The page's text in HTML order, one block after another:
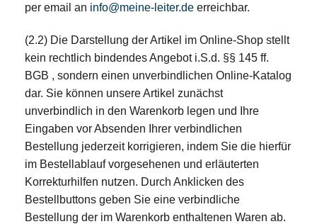
per email an info@meine-leiter.de erreichbar.
(2.2) Die Darstellung der Artikel im Online-Shop stellt
kein rechtlich bindendes Angebot i.S.d. §§ 145 ff.
BGB , sondern einen unverbindlichen Online-Katalog
dar. Sie können unsere Artikel zunächst
unverbindlich in den Warenkorb legen und Ihre
Eingaben vor Absenden Ihrer verbindlichen
Bestellung jederzeit korrigieren, indem Sie die hierfür
im Bestellablauf vorgesehenen und erläuterten
Korrekturhilfen nutzen. Durch Anklicken des
Bestellbuttons geben Sie eine verbindliche
Bestellung der im Warenkorb enthaltenen Waren ab.